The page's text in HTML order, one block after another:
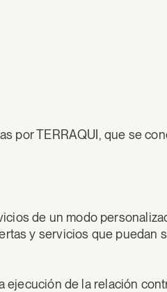
por TERRAQUI, que se
de un modo
y servicios que puedan
ejecución de la relación